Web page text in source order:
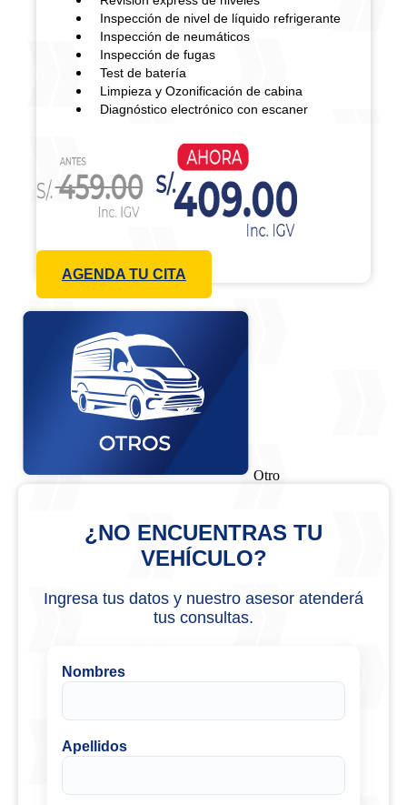
Inspección de nivel de líquido refrigerante
Inspección de neumáticos
Inspección de fugas
Test de batería
Limpieza y Ozonificación de cabina
Diagnóstico electrónico con escaner
AGENDA TU CITA
Otro
¿NO ENCUENTRAS TU
VEHÍCULO?
Ingresa tus datos y nuestro asesor atenderá
tus consultas.
Nombres
Apellidos